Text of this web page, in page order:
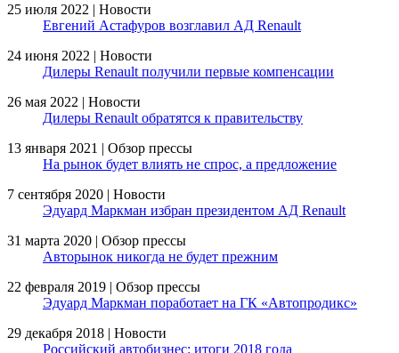
25 июля 2022 | Новости
Евгений Астафуров возглавил АД Renault
24 июня 2022 | Новости
Дилеры Renault получили первые компенсации
26 мая 2022 | Новости
Дилеры Renault обратятся к правительству
13 января 2021 | Обзор прессы
На рынок будет влиять не спрос, а предложение
7 сентября 2020 | Новости
Эдуард Маркман избран президентом АД Renault
31 марта 2020 | Обзор прессы
Авторынок никогда не будет прежним
22 февраля 2019 | Обзор прессы
Эдуард Маркман поработает на ГК «Автопродикс»
29 декабря 2018 | Новости
Российский автобизнес: итоги 2018 года